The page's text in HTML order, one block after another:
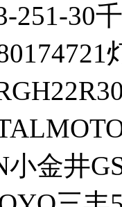
251-30
小金井